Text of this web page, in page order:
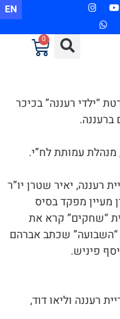
EN
0
אנדרטת “ילדי רעננה” בכיכר
ברעננה.
עמותת לח”י.
רעננה, יאיר שטרן יו”ר
מעיין מפקד בסיס
“שחקים” קרא את
שכתב אברהם
פיניש.
רעננה וליאו דוד,